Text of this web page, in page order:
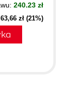
240.23 zł
zł (21%)